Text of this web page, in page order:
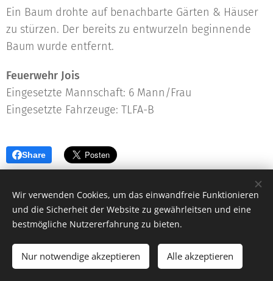
Ein Baum drohte auf benachbarte Gärten & Häuser
zu stürzen. Der bereits zu entwurzeln beginnende
Baum wurde entfernt.
Feuerwehr Jois
Eingesetzte Mannschaft: 6 Mann/Frau
Eingesetzte Fahrzeuge: TLFA-B
Share
© 2023 Freiwillige Feuerwehr Jois |Impressum
NOTRUF 122
Unterstützt von
Wir verwenden Cookies, um das einwandfreie Funktionieren
und die Sicherheit der Website zu gewährleitsen und eine
bestmögliche Nutzererfahrung zu bieten.
Nur notwendige akzeptieren Alle akzeptieren